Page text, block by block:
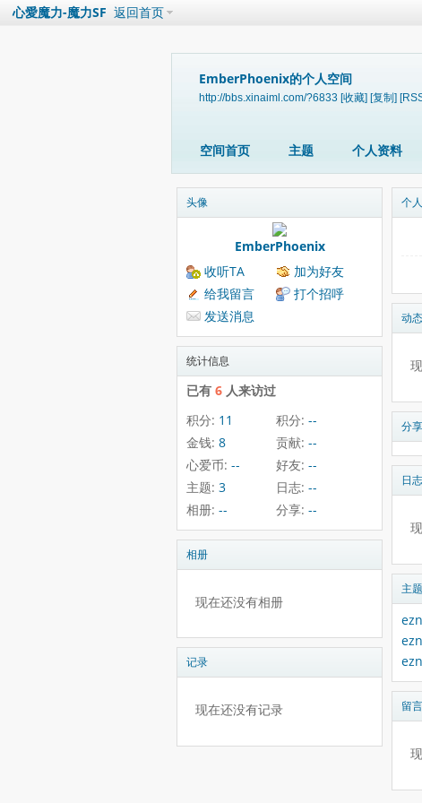
心愛魔力-魔力SF 返回首页
EmberPhoenix的个人空间
http://bbs.xinaiml.com/?6833 [收藏] [复制]
空间首页 主题 个人资料
头像
EmberPhoenix
收听TA
加为好友
给我留言
打个招呼
发送消息
统计信息
已有 6 人来访过
积分: 11 积分: --
金钱: 8 贡献: --
心爱币: -- 好友: --
主题: 3 日志: --
相册: -- 分享: --
相册
现在还没有相册
记录
现在还没有记录
个
动态
分享
日志
主题
留